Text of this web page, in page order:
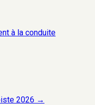
à la conduite
2026 →